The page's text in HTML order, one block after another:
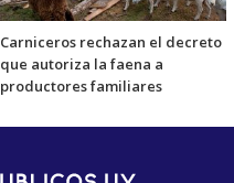
Carniceros rechazan el decreto
que autoriza la faena a
productores familiares